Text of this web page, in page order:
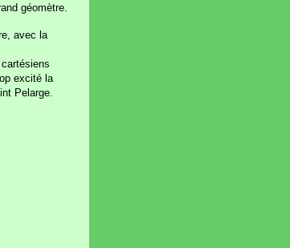
géomètre.
avec la
excité la
Pelarge.